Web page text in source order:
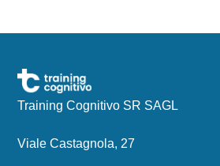
Training Cognitivo SR SAGL
Viale Castagnola, 27